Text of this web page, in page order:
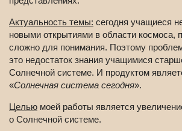
Актуальность темы: сегодня учащиеся
новыми открытиями в области космоса,
сложно для понимания. Поэтому
это недостаток знания учащимися
Солнечной системе. И продуктом
«Солнечная система сегодня».
Целью моей работы является
о Солнечной системе.